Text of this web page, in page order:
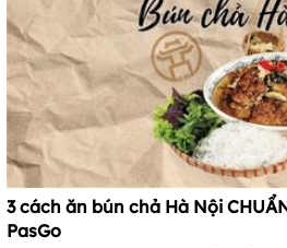
3 cách ăn bún chả Hà Nội
PasGo